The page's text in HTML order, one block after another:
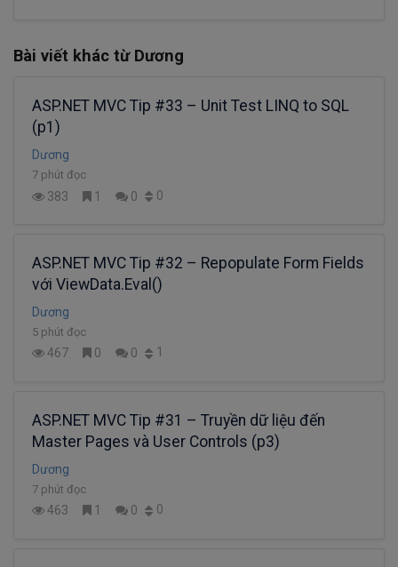
Bài viết khác từ Dương
ASP.NET MVC Tip #33 – Unit Test LINQ to SQL
(p1)
Dương
7 phút đọc
383 1 0 0
ASP.NET MVC Tip #32 – Repopulate Form Fields
với ViewData.Eval()
Dương
5 phút đọc
467 0 0 1
ASP.NET MVC Tip #31 – Truyền dữ liệu đến
Master Pages và User Controls (p3)
Dương
7 phút đọc
463 1 0 0